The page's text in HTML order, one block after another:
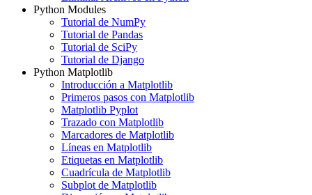
Python Modules
Tutorial de NumPy
Tutorial de Pandas
Tutorial de SciPy
Tutorial de Django
Python Matplotlib
Introducción a Matplotlib
Primeros pasos con Matplotlib
Matplotlib Pyplot
Trazado con Matplotlib
Marcadores de Matplotlib
Líneas en Matplotlib
Etiquetas en Matplotlib
Cuadrícula de Matplotlib
Subplot de Matplotlib